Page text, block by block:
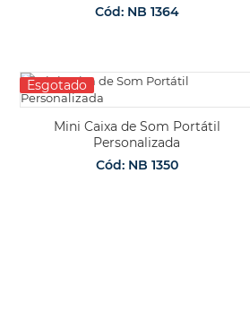
Cód: NB 1364
Esgotado
Mini Caixa de Som Portátil
Personalizada
Cód: NB 1350